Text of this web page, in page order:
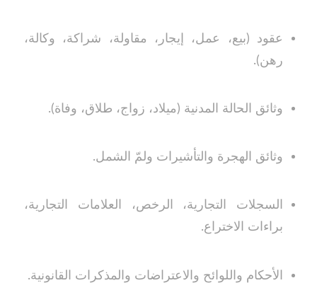
عقود (بيع، عمل، إيجار، مقاولة، شراكة، وكالة،
رهن).
وثائق الحالة المدنية (ميلاد، زواج، طلاق، وفاة).
وثائق الهجرة والتأشيرات ولمّ الشمل.
السجلات التجارية، الرخص، العلامات التجارية،
براءات الاختراع.
الأحكام واللوائح والاعتراضات والمذكرات القانونية.